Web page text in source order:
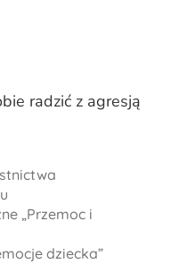
radzić z agresją
„Przemoc i
dziecka”